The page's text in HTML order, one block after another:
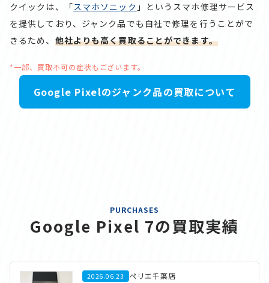
クイックは、「スマホソニック 」というスマホ修理サービス
を提供しており、ジャンク品でも自社で修理を行うことがで
きるため、 他社よりも高く買取ることができます。
*一部、買取不可の症状もございます。
Google Pixelのジャンク品の買取について
PURCHASES
Google Pixel 7の買取実績
2026.06.23 ぺリエ千葉店